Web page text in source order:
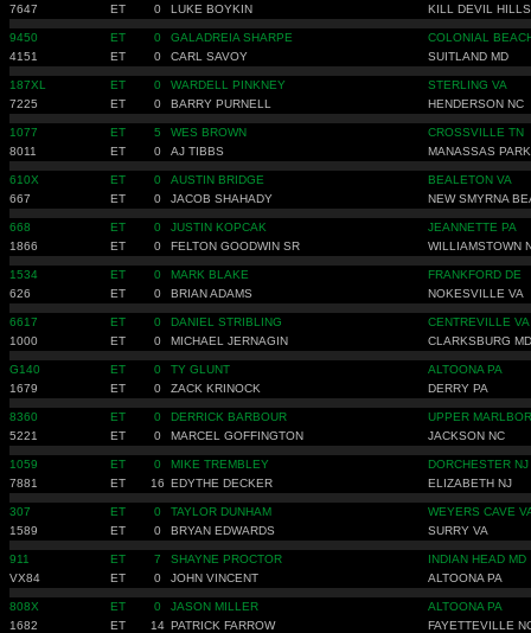
7647
ET 0 LUKE BOYKIN KILL DEVIL
9450 ET 0 GALADREIA SHARPE
COLONIAL
4151
ET 0 CARL SAVOY SUITLAND MD
187XL ET 0 WARDELL PINKNEY
STERLING VA
7225
ET 0 BARRY PURNELL HENDERSON NC
1077 ET 5 WES BROWN
CROSSVILLE TN
8011
ET 0 AJ TIBBS MANASSAS
610X ET 0 AUSTIN BRIDGE
BEALETON VA
667
ET 0 JACOB SHAHADY NEW SMYRNA
668 ET 0 JUSTIN KOPCAK
JEANNETTE PA
1866
ET 0 FELTON GOODWIN SR WILLIAMSTOWN
1534 ET 0 MARK BLAKE
FRANKFORD DE
626
ET 0 BRIAN ADAMS NOKESVILLE VA
6617 ET 0 DANIEL STRIBLING
CENTREVILLE VA
1000
ET 0 MICHAEL JERNAGIN CLARKSBURG MD
G140 ET 0 TY GLUNT
ALTOONA PA
1679
ET 0 ZACK KRINOCK DERRY PA
8360 ET 0 DERRICK BARBOUR
UPPER
5221
ET 0 MARCEL GOFFINGTON JACKSON NC
1059 ET 0 MIKE TREMBLEY
DORCHESTER NJ
7881
ET 16 EDYTHE DECKER ELIZABETH NJ
307 ET 0 TAYLOR DUNHAM
WEYERS CAVE
1589
ET 0 BRYAN EDWARDS SURRY VA
911 ET 7 SHAYNE PROCTOR
INDIAN HEAD MD
VX84
ET 0 JOHN VINCENT ALTOONA PA
808X ET 0 JASON MILLER
ALTOONA PA
1682
ET 14 PATRICK FARROW FAYETTEVILLE